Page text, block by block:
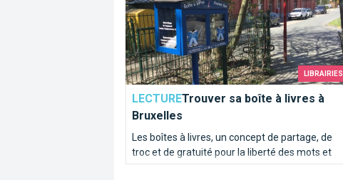
LIBRAIRIES
LECTURETrouver sa boîte à livres à
Bruxelles
Les boîtes à livres, un concept de partage, de
troc et de gratuité pour la liberté des mots et
des histoires. On en compte 111 dans